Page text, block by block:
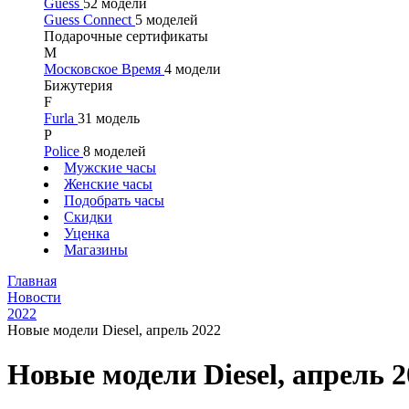
Guess 52 модели
Guess Connect 5 моделей
Подарочные сертификаты
М
Московское Время 4 модели
Бижутерия
F
Furla 31 модель
P
Police 8 моделей
Мужские часы
Женские часы
Подобрать часы
Скидки
Уценка
Магазины
Главная
Новости
2022
Новые модели Diesel, апрель 2022
Новые модели Diesel, апрель